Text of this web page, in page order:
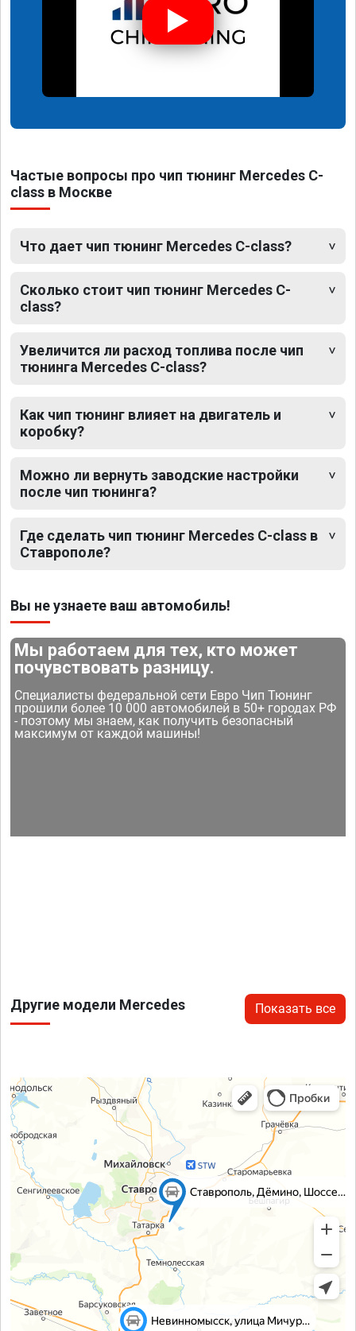
Частые вопросы про чип тюнинг Mercedes C-
class в Москве
Что дает чип тюнинг Mercedes C-class?
Сколько стоит чип тюнинг Mercedes C-
class?
Увеличится ли расход топлива после чип
тюнинга Mercedes C-class?
Как чип тюнинг влияет на двигатель и
коробку?
Можно ли вернуть заводские настройки
после чип тюнинга?
Где сделать чип тюнинг Mercedes C-class в
Ставрополе?
Вы не узнаете ваш автомобиль!
Мы работаем для тех, кто может
почувствовать разницу.
Специалисты федеральной сети Евро Чип Тюнинг
прошили более 10 000 автомобилей в 50+ городах РФ
- поэтому мы знаем, как получить безопасный
максимум от каждой машины!
Другие модели Mercedes Показать все